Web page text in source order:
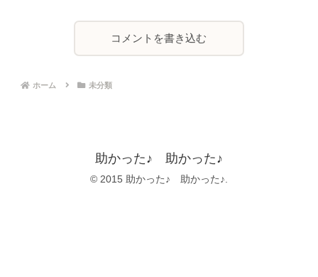
コメントを書き込む
ホーム 未分類
助かった♪ 助かった♪
© 2015 助かった♪ 助かった♪.